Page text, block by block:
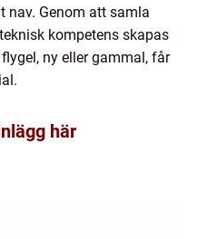
nav. Genom att samla
kompetens skapas
ny eller gammal, får
här